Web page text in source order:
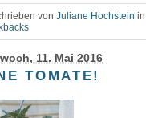
vonJuliane Hochstein
11. Mai 2016
TOMATE!